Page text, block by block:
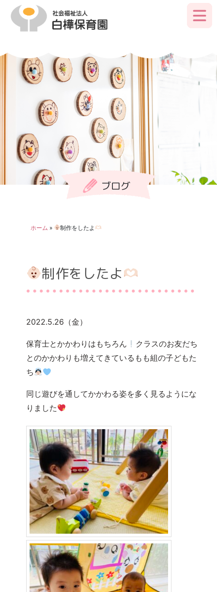
Skip
primary
ブログ
ホーム » ‪制作をしたよ
‪制作をしたよ
2022.5.26（金）
保育士とかかわりはもちろん
クラスのお友だち
とのかかわりも増えてきているもも組の子どもた
ち
同じ遊びを通してかかわる姿を多く見るようにな
りました